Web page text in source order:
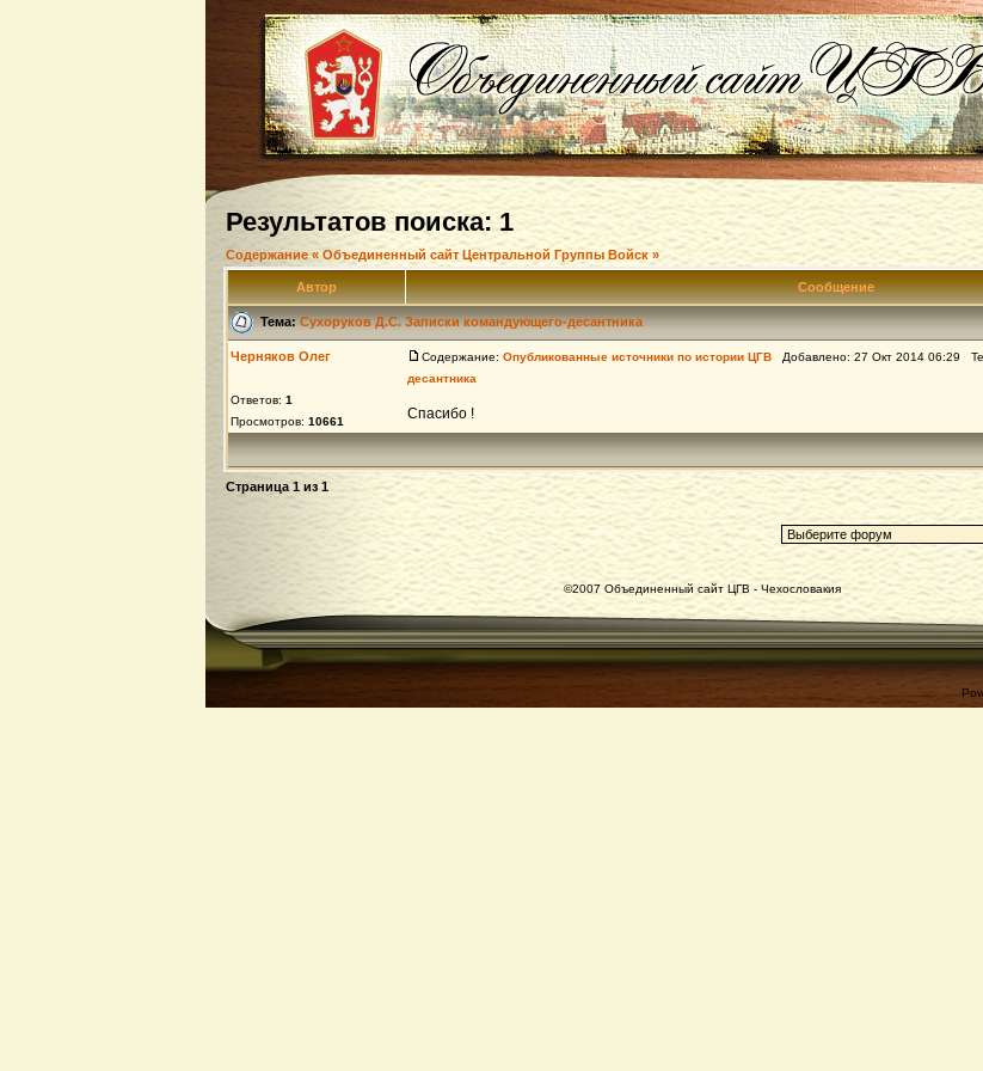
Результатов поиска: 1
Содержание « Объединенный сайт Центральной Группы Войск »
Автор Сообщение
Тема:Сухоруков Д.С. Записки командующего-десантника
Черняков Олег
Ответов: 1
Просмотров: 10661
Содержание: Опубликованные источники по истории ЦГВ Добавлено: 27 Окт 2014 06:29
десантника
Спасибо !
Страница 1 из 1
©2007 Объединенный сайт ЦГВ - Чехословакия